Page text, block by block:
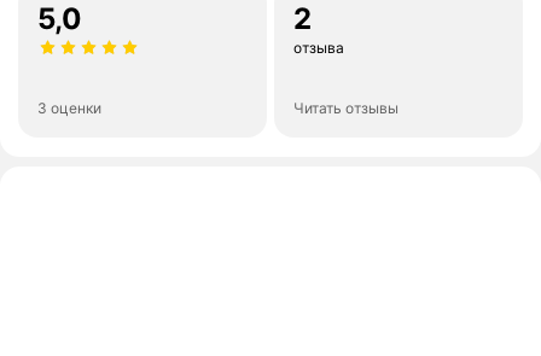
5,0
3 оценки
2
отзыва
Читать отзывы